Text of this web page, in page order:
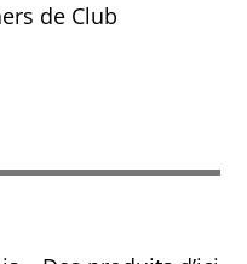
de Club